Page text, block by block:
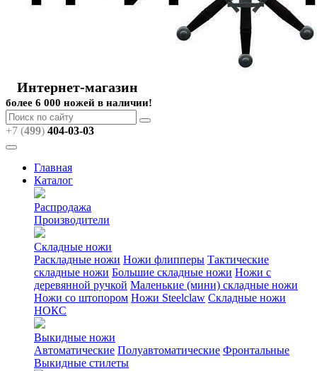
Интернет-магазин
более 6 000 ножей в наличии!
+7 (499) 404-03-03
Главная
Каталог
Распродажа
Производители
Складные ножи
Раскладные ножи Ножи флипперы Тактические
складные ножи Большие складные ножи Ножи с
деревянной ручкой Маленькие (мини) складные ножи
Ножи со штопором Ножи Steelclaw Складные ножи
НОКС
Выкидные ножи
Автоматические Полуавтоматические Фронтальные
Выкидные стилеты